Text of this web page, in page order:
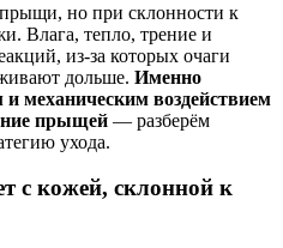
прыщи, но при склонности к
Влага, тепло, трение и
из‑за которых очаги
дольше. Именно
и механическим воздействием
прыщей — разберём
ухода.
с кожей, склонной к